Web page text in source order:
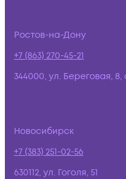
Ростов-на-Дону
+7 (863) 270-45-21
344000, ул. Береговая, 8,
Новосибирск
+7 (383) 251-02-56
630112, ул. Гоголя, 51